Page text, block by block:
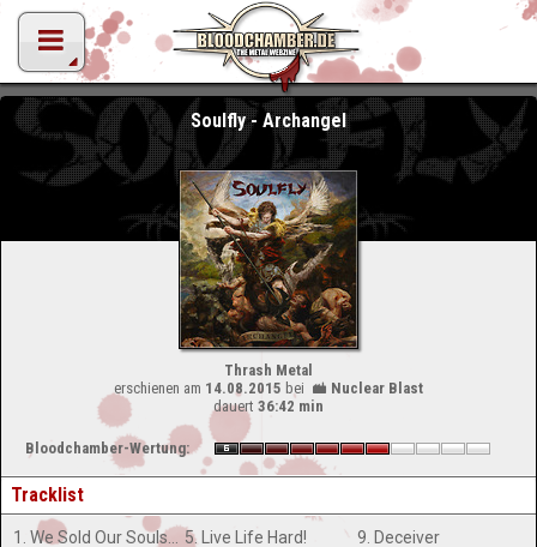
Soulfly - Archangel
Thrash Metal
erschienen am 14.08.2015 bei
Nuclear Blast
dauert 36:42 min
Bloodchamber-Wertung:
Tracklist
5. Live Life Hard!
9. Deceiver